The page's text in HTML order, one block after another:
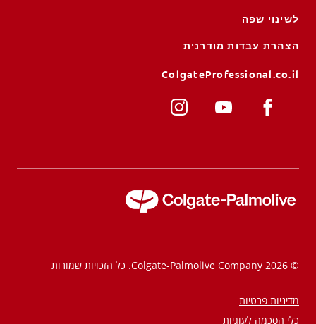
לשינוי שפה
הצהרת עבדות מודרנית
ColgateProfessional.co.il
© 2026 Colgate-Palmolive Company. כל הזכויות שמורות
מדיניות פרטיות
כלי הסכמה לעוגיות